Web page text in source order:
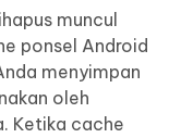
muncul
ponsel Android
menyimpan
oleh
Ketika cache